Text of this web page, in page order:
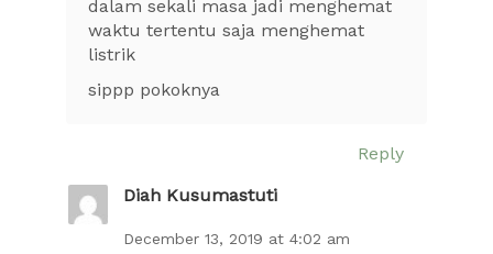
dalam sekali masa jadi menghemat
waktu tertentu saja menghemat
listrik
sippp pokoknya
Reply
Diah Kusumastuti
December 13, 2019 at 4:02 am